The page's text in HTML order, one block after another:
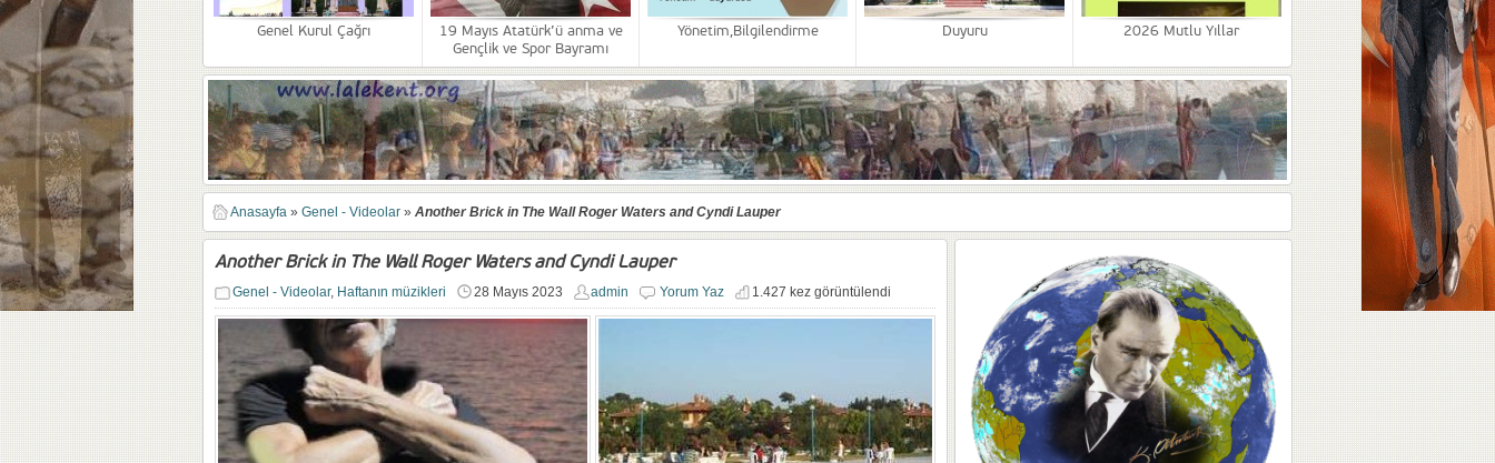
14:43 Lalekent sitesi Denetim ve Faaliyet raporları
10 Kasım
09:04-Genel Kurul Çağrı
Genel Kurul Çağrı
19 Mayıs Atatürk’ü anma ve
Gençlik ve Spor Bayramı
Yönetim,Bilgilendirme Duyuru 2026 Mutlu Yıllar
Anasayfa » Genel - Videolar » Another Brick in The Wall Roger Waters and Cyndi Lauper
Another Brick in The Wall Roger Waters and Cyndi Lauper
Genel - Videolar, Haftanın müzikleri 28 Mayıs 2023 admin Yorum Yaz 1.427 kez görüntülendi